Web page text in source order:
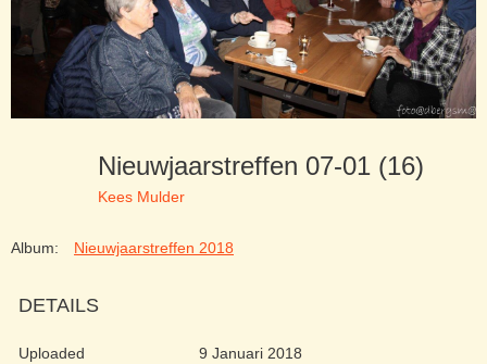
Nieuwjaarstreffen 07-01 (16)
Kees Mulder
Album: Nieuwjaarstreffen 2018
DETAILS
Uploaded 9 Januari 2018